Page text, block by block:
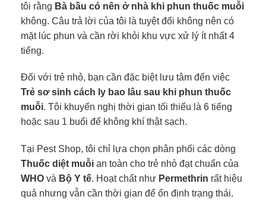
tôi rằng Bà bầu có nên ở nhà khi phun thuốc muỗi
không. Câu trả lời của tôi là tuyệt đối không nên có
mặt lúc phun và cần rời khỏi khu vực xử lý ít nhất 4
tiếng.
Đối với trẻ nhỏ, bạn cần đặc biệt lưu tâm đến việc
Trẻ sơ sinh cách ly bao lâu sau khi phun thuốc
muỗi. Tôi khuyến nghị thời gian tối thiểu là 6 tiếng
hoặc sau 1 buổi để không khí thật sạch.
Tại Pest Shop, tôi chỉ lựa chọn phân phối các dòng
Thuốc diệt muỗi an toàn cho trẻ nhỏ đạt chuẩn của
WHO và Bộ Y tế. Hoạt chất như Permethrin rất hiệu
quả nhưng vẫn cần thời gian để ổn định trạng thái.